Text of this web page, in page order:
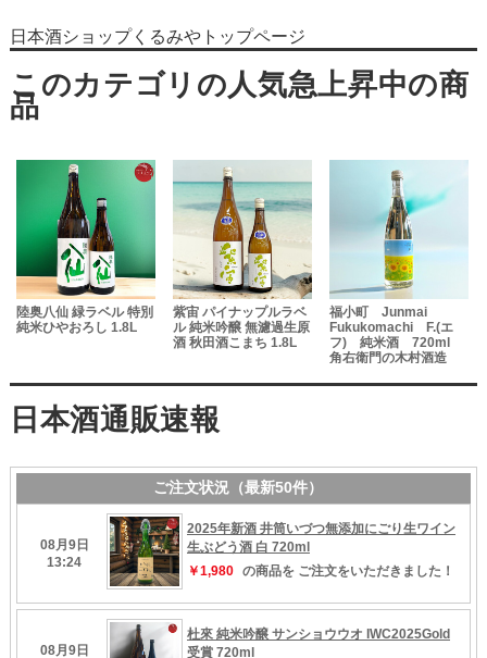
日本酒ショップくるみやトップページ
陸奥八仙 緑ラベル 特別
純米ひやおろし 1.8L
紫宙 パイナップルラベ
ル 純米吟醸 無濾過生原
酒 秋田酒こまち 1.8L
福小町 Junmai
Fukukomachi F.(エ
フ) 純米酒 720ml
角右衛門の木村酒造